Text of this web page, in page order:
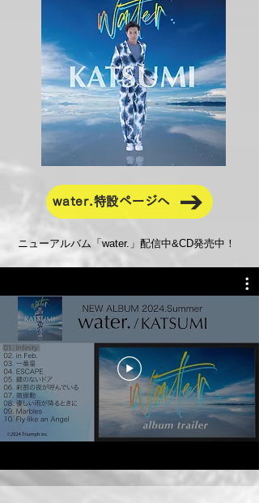
water.特設ページへ
ニューアルバム「water.」配信中&CD発売中！